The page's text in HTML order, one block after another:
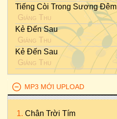
Tiếng Còi Trong Sương Đêm
Giáng Thu
Kẻ Đến Sau
Giáng Thu
Kẻ Đến Sau
Giáng Thu
MP3 MỚI UPLOAD
Chân Trời Tím